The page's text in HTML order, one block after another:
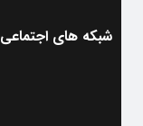
شبکه های اجتماعی